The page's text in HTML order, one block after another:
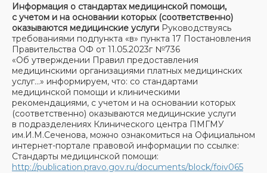
Информация о стандартах медицинской помощи,
с учетом и на основании которых (соответственно)
оказываются медицинские услуги Руководствуясь
требованиями подпункта «в» пункта 17 Постановления
Правительства ОФ от 11.05.2023г №736
«Об утверждении Правил предоставления
медицинскими организациями платных медицинских
услуг…» информируем, что: со стандартами
медицинской помощи и клиническими
рекомендациями, с учетом и на основании которых
(соответственно) оказываются медицинские услуги
в подразделениях Клинического центра ПМГМУ
им.И.М.Сеченова, можно ознакомиться на Официальном
интернет-портале правовой информации по ссылке:
Стандарты медицинской помощи:
http://publication.pravo.gov.ru/documents/block/foiv065